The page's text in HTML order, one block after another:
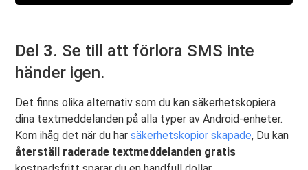
Del 3. Se till att förlora SMS inte
händer igen.
Det finns olika alternativ som du kan säkerhetskopiera
dina textmeddelanden på alla typer av Android-enheter.
Kom ihåg det när du harsäkerhetskopior skapade, Du kan
återställ raderade textmeddelanden gratis